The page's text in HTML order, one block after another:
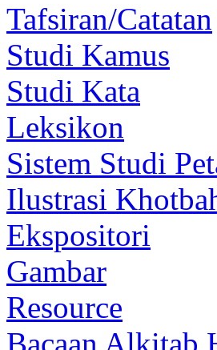
Tafsiran/Catatan
Studi Kamus
Studi Kata
Leksikon
Sistem Studi
Ilustrasi
Ekspositori
Gambar
Resource
Bacaan Alkitab